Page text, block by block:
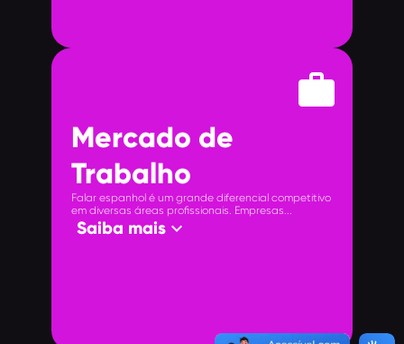
work
Mercado de
Trabalho
Falar espanhol é um grande diferencial competitivo
em diversas áreas profissionais. Empresas...
Saiba mais keyboard_arrow_down